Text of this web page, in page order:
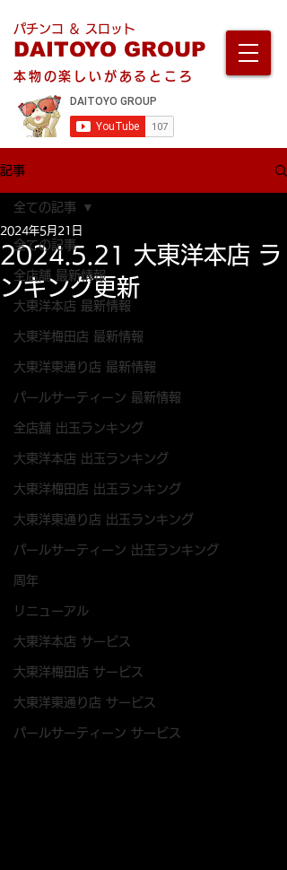
パチンコ ＆ スロット
DAITOYO GROUP
本物の楽しいがあるところ
記事
全ての記事
全店舗 最新情報
大東洋本店 最新情報
大東洋梅田店 最新情報
大東洋東通り店 最新情報
パールサーティーン 最新情報
全店舗 出玉ランキング
大東洋本店 出玉ランキング
大東洋梅田店 出玉ランキング
大東洋東通り店 出玉ランキング
パールサーティーン 出玉ランキング
周年
リニューアル
大東洋本店 サービス
大東洋梅田店 サービス
大東洋東通り店 サービス
パールサーティーン サービス
全ての記事
2024.5.21 大東洋本店 ラ
ンキング更新
2024年5月21日